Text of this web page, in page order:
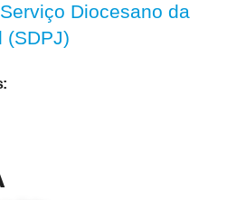
Serviço Diocesano da
(SDPJ)